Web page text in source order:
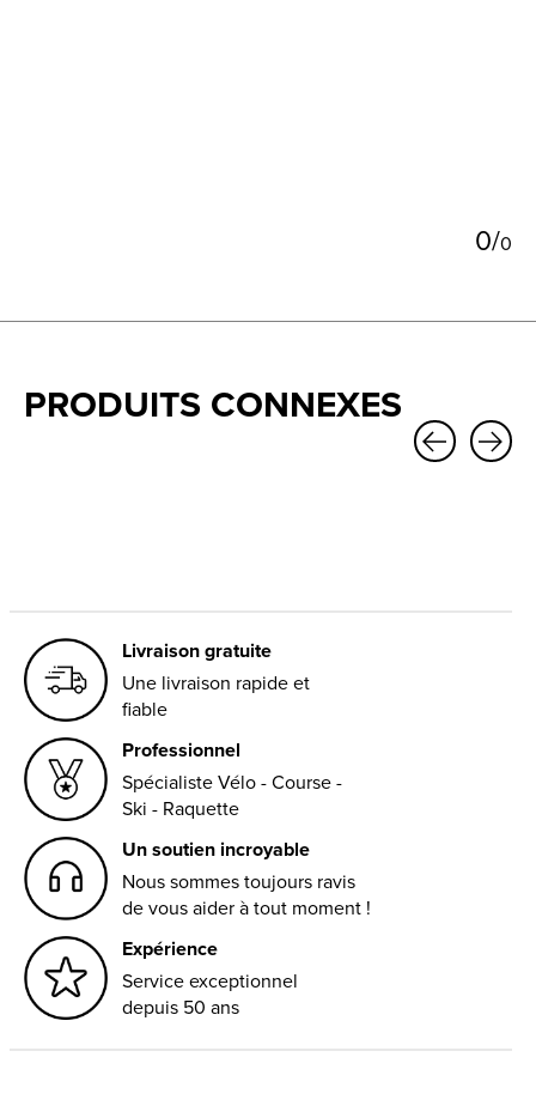
0/0
PRODUITS CONNEXES
Livraison gratuite
Une livraison rapide et
fiable
Professionnel
Spécialiste Vélo - Course -
Ski - Raquette
Un soutien incroyable
Nous sommes toujours ravis
de vous aider à tout moment !
Expérience
Service exceptionnel
depuis 50 ans